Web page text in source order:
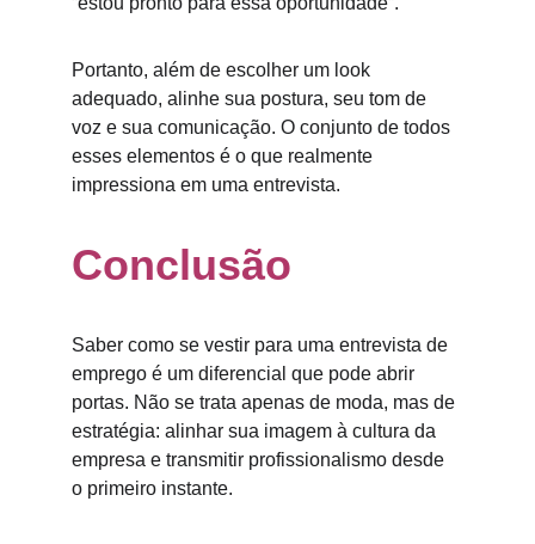
Portanto, além de escolher um look
adequado, alinhe sua postura, seu tom de
voz e sua comunicação. O conjunto de todos
esses elementos é o que realmente
impressiona em uma entrevista.
Conclusão
Saber como se vestir para uma entrevista de
emprego é um diferencial que pode abrir
portas. Não se trata apenas de moda, mas de
estratégia: alinhar sua imagem à cultura da
empresa e transmitir profissionalismo desde
o primeiro instante.